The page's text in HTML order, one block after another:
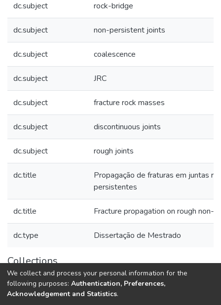
dc.subject rock-bridge
dc.subject non-persistent joints
dc.subject coalescence
dc.subject JRC
dc.subject fracture rock masses
dc.subject discontinuous joints
dc.subject rough joints
dc.title
Propagação de fraturas em juntas
persistentes
dc.title Fracture propagation on rough non-
dc.type Dissertação de Mestrado
Collections
Teses e Dissertações (BDTD USP)
We collect and process your personal information for the
following purposes: Authentication, Preferences,
Acknowledgement and Statistics.